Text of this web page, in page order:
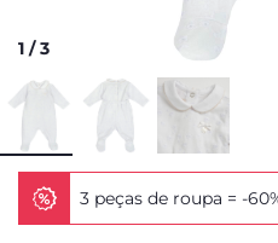
1 /3
3 peças de roupa = -